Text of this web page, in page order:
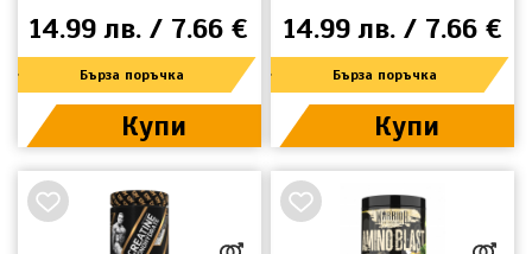
14.99 лв. / 7.66 €
Бърза поръчка
Купи
14.99 лв. / 7.66 €
Бърза поръчка
Купи